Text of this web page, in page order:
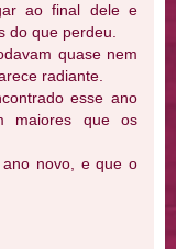
ao final dele e
do que perdeu.
quase nem
radiante.
esse ano
maiores que os
novo, e que o